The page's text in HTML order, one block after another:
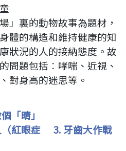
」裏的動物故事為題材，
體的構造和維持健康的知
狀況的人的接納態度。故
問題包括︰哮喘、近視、
對身高的迷思等。
「晴」
紅眼症
3. 牙齒大作戰